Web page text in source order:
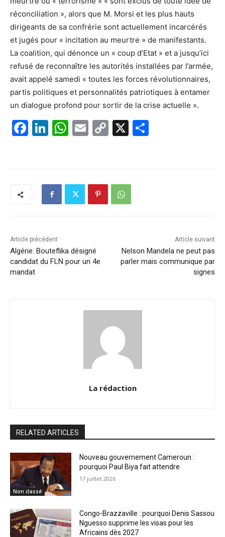
réconciliation », alors que M. Morsi et les plus hauts
dirigeants de sa confrérie sont actuellement incarcérés
et jugés pour « incitation au meurtre » de manifestants.
La coalition, qui dénonce un « coup d’Etat » et a jusqu’ici
refusé de reconnaître les autorités installées par l’armée,
avait appelé samedi « toutes les forces révolutionnaires,
partis politiques et personnalités patriotiques à entamer
un dialogue profond pour sortir de la crise actuelle ».
F
k
Li
dI
n
W
A
p
E
C
Li
n
X
Article précédent
Algérie: Bouteflika désigné
candidat du FLN pour un 4e
mandat
Article suivant
Nelson Mandela ne peut pas
parler mais communique par
signes
La rédaction
RELATED ARTICLES
Non classé
Nouveau gouvernement Cameroun :
pourquoi Paul Biya fait attendre
17 juillet 2026
Congo-Brazzaville : pourquoi Denis Sassou
Nguesso supprime les visas pour les
Africains dès 2027